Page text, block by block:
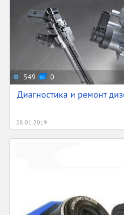
549 0
Диагностика и ремонт
28.01.2019